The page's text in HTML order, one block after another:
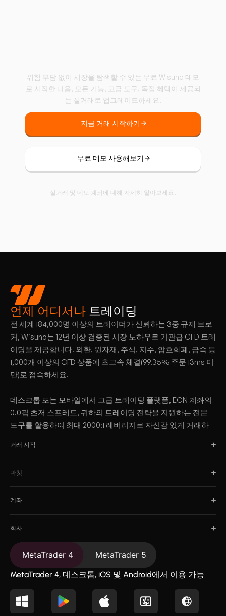
위험 부담 없이 시장을 탐색할 수 있는 무료 Wisuno 데모
로 시작한 다음, 모든 기능, 고급 도구, 독점 혜택이 제공되
는 실거래로 업그레이드하세요.
지금 거래 시작하기
무료 데모 사용해보기
실거래 및 데모 계좌에 대해 자세히 알아보세요.
언제 어디서나 트레이딩
전 세계 184,000명 이상의 트레이더가 신뢰하는 3중 규제 브로
커, Wisuno는 12년 이상 검증된 시장 노하우로 기관급 CFD 트레
이딩을 제공합니다. 외환, 원자재, 주식, 지수, 암호화폐, 금속 등
1,000개 이상의 CFD 상품에 초고속 체결(99.35% 주문 13ms 미
만)로 접속하세요.
데스크톱 또는 모바일에서 고급 트레이딩 플랫폼, ECN 계좌의
0.0핍 초저 스프레드, 귀하의 트레이딩 전략을 지원하는 전문
도구를 활용하여 최대 2000:1 레버리지로 자신감 있게 거래하
거래 시작
마켓
계좌
회사
MetaTrader 4 MetaTrader 5
MetaTrader 4, 데스크톱, iOS 및 Android에서 이용 가능